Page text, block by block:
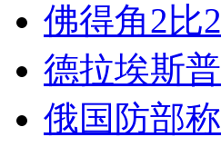
佛得角2比
德拉埃斯
俄国防部